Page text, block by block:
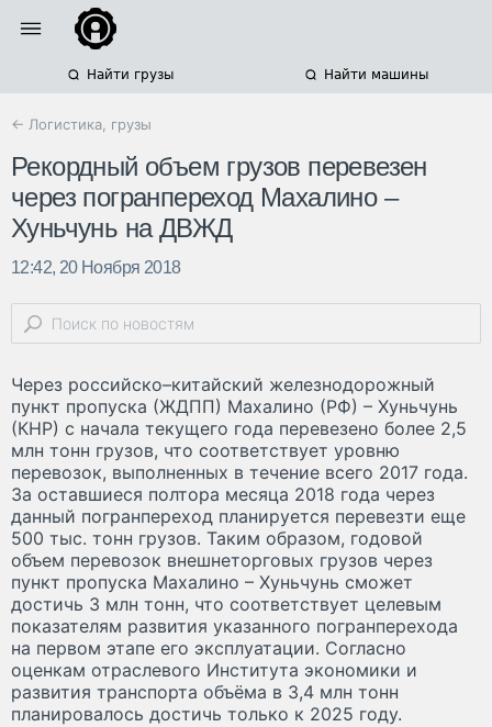
Найти грузы Найти машины
← Логистика, грузы
Рекордный объем грузов перевезен
через погранпереход Махалино –
Хуньчунь на ДВЖД
12:42, 20 Ноября 2018
Через российско–китайский железнодорожный
пункт пропуска (ЖДПП) Махалино (РФ) – Хуньчунь
(КНР) с начала текущего года перевезено более 2,5
млн тонн грузов, что соответствует уровню
перевозок, выполненных в течение всего 2017 года.
За оставшиеся полтора месяца 2018 года через
данный погранпереход планируется перевезти еще
500 тыс. тонн грузов. Таким образом, годовой
объем перевозок внешнеторговых грузов через
пункт пропуска Махалино – Хуньчунь сможет
достичь 3 млн тонн, что соответствует целевым
показателям развития указанного погранперехода
на первом этапе его эксплуатации. Согласно
оценкам отраслевого Института экономики и
развития транспорта объёма в 3,4 млн тонн
планировалось достичь только к 2025 году.